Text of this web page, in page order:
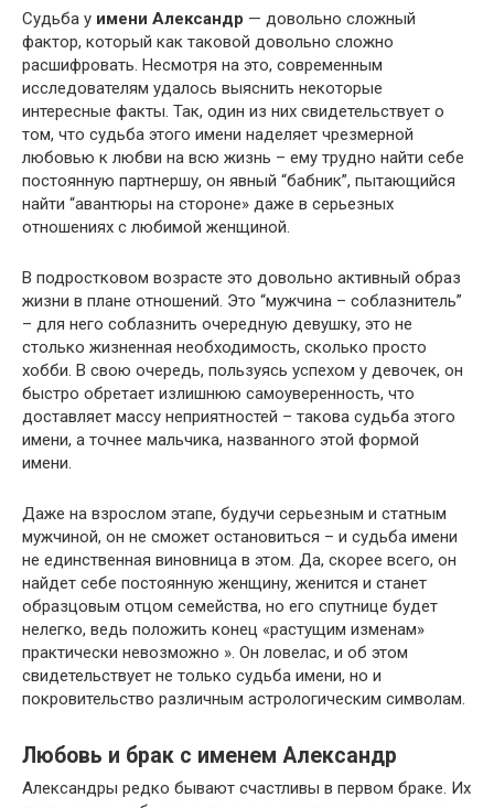
Судьба у имени Александр — довольно сложный
фактор, который как таковой довольно сложно
расшифровать. Несмотря на это, современным
исследователям удалось выяснить некоторые
интересные факты. Так, один из них свидетельствует о
том, что судьба этого имени наделяет чрезмерной
любовью к любви на всю жизнь – ему трудно найти себе
постоянную партнершу, он явный “бабник”, пытающийся
найти “авантюры на стороне» даже в серьезных
отношениях с любимой женщиной.
В подростковом возрасте это довольно активный образ
жизни в плане отношений. Это “мужчина – соблазнитель”
– для него соблазнить очередную девушку, это не
столько жизненная необходимость, сколько просто
хобби. В свою очередь, пользуясь успехом у девочек, он
быстро обретает излишнюю самоуверенность, что
доставляет массу неприятностей – такова судьба этого
имени, а точнее мальчика, названного этой формой
имени.
Даже на взрослом этапе, будучи серьезным и статным
мужчиной, он не сможет остановиться – и судьба имени
не единственная виновница в этом. Да, скорее всего, он
найдет себе постоянную женщину, женится и станет
образцовым отцом семейства, но его спутнице будет
нелегко, ведь положить конец «растущим изменам»
практически невозможно ». Он ловелас, и об этом
свидетельствует не только судьба имени, но и
покровительство различным астрологическим символам.
Любовь и брак с именем Александр
Александры редко бывают счастливы в первом браке. Их